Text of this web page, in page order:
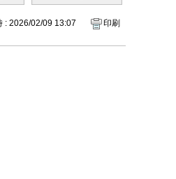
: 2026/02/09 13:07 印刷